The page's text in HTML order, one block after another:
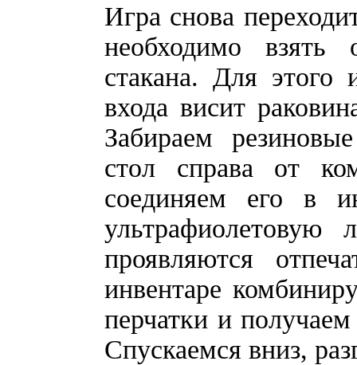
Игра снова
необходимо взять
стакана. Для
входа висит
Забираем
стол справа от
соединяем его в
проявляются
инвентаре
перчатки и
Спускаемся вниз,